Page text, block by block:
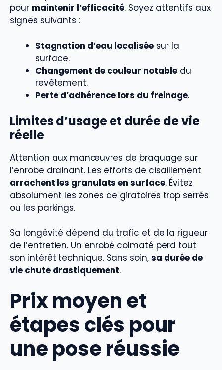
pour maintenir l’efficacité. Soyez attentifs aux
signes suivants :
Stagnation d’eau localisée sur la
surface.
Changement de couleur notable du
revêtement.
Perte d’adhérence lors du freinage.
Limites d’usage et durée de vie
réelle
Attention aux manœuvres de braquage sur
l’enrobe drainant. Les efforts de cisaillement
arrachent les granulats en surface. Évitez
absolument les zones de giratoires trop serrés
ou les parkings.
Sa longévité dépend du trafic et de la rigueur
de l’entretien. Un enrobé colmaté perd tout
son intérêt technique. Sans soin, sa durée de
vie chute drastiquement.
Prix moyen et
étapes clés pour
une pose réussie